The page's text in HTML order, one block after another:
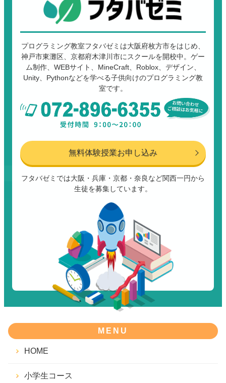
プログラミング教室フタバゼミは大阪府枚方市をはじめ、
神戸市東灘区、京都府木津川市にスクールを開校中。ゲー
ム制作、WEBサイト、MineCraft、Roblox、デザイン、
Unity、Pythonなどを学べる子供向けのプログラミング教
室です。
無料体験授業お申し込み
フタバゼミでは大阪・兵庫・京都・奈良など関西一円から
生徒を募集しています。
MENU
HOME
小学生コース